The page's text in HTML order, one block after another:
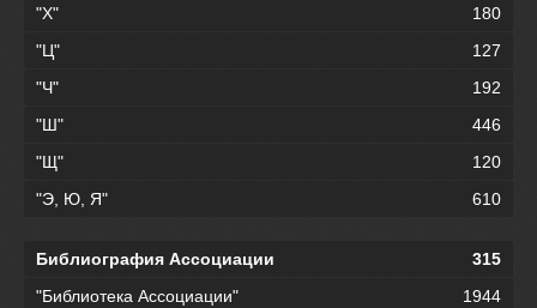
"Х"
180
"Ц"
127
"Ч"
192
"Ш"
446
"Щ"
120
"Э, Ю, Я"
610
Библиография Ассоциации
315
"Библиотека Ассоциации"
1944